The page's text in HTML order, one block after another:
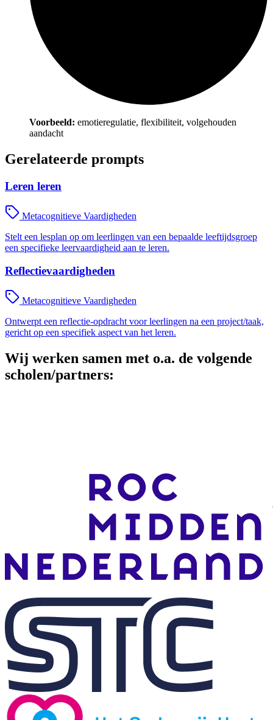
Voorbeeld: emotieregulatie, flexibiliteit, volgehouden
aandacht
Gerelateerde prompts
Leren leren
Metacognitieve Vaardigheden
Stelt een lesplan op om leerlingen van een bepaalde leeftijdsgroep
een specifieke leervaardigheid aan te leren.
Reflectievaardigheden
Metacognitieve Vaardigheden
Ontwerpt een reflectie-opdracht voor leerlingen na een project/taak,
gericht op een specifiek aspect van het leren.
Wij werken samen met o.a. de volgende
scholen/partners: